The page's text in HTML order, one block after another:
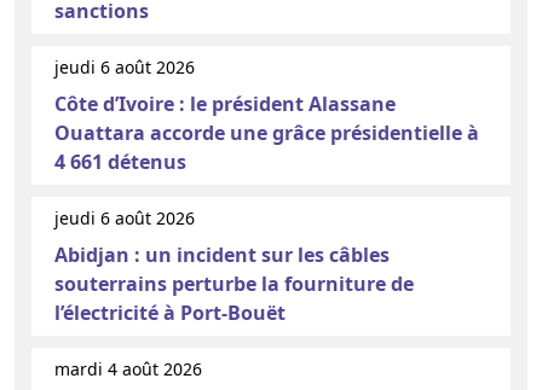
sanctions
jeudi 6 août 2026
Côte d’Ivoire : le président Alassane
Ouattara accorde une grâce présidentielle à
4 661 détenus
jeudi 6 août 2026
Abidjan : un incident sur les câbles
souterrains perturbe la fourniture de
l’électricité à Port-Bouët
mardi 4 août 2026